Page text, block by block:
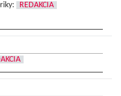
REDAKCIA